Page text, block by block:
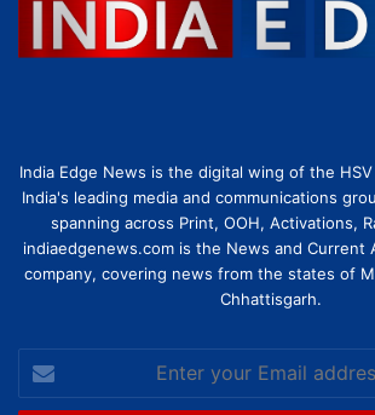
India Edge News is the digital wing of the
India's leading media and communications
spanning across Print, OOH, Activations,
indiaedgenews.com is the News and Current
company, covering news from the states of
Chhattisgarh.
your
Email